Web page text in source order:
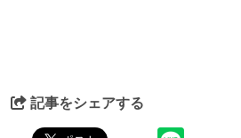
記事をシェアする